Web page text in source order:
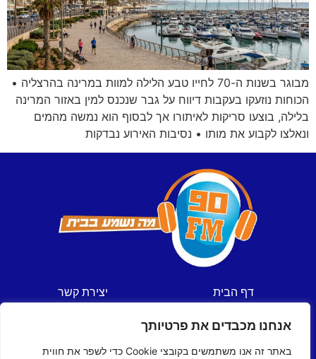
אנחנו מכבדים את פרטיותך
באתר זה אנו משתמשים בקובצי Cookie כדי לשפר את חווית
מבוגר בשנות ה-70 לחייו טבע הלילה למוות במרינה בהרצליה •
הכוחות נוזעקו בעקבות דיווח על גבר שנכנס למין באזור המרינה
בלילה, בוצעו סריקות לאיתורו אך לבסוף הוא נמשה מהמים
ונאלצו לקבוע את מותו • נסיבות האירוע נבדקות
דף הבית
ספורט
תכניות
יצירת קשר
הצהרת נגישות